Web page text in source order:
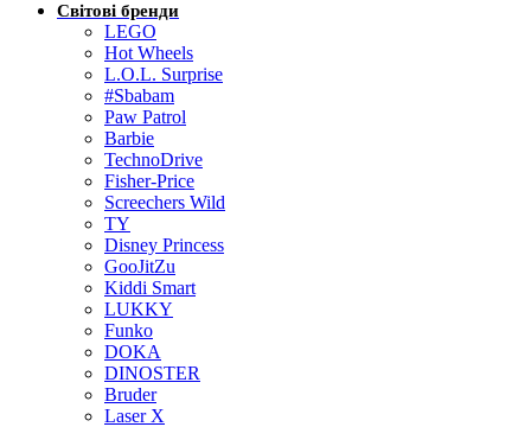
Світові бренди
LEGO
Hot Wheels
L.O.L. Surprise
#Sbabam
Paw Patrol
Barbie
TechnoDrive
Fisher-Price
Screechers Wild
TY
Disney Princess
GooJitZu
Kiddi Smart
LUKKY
Funko
DOKA
DINOSTER
Bruder
Laser X